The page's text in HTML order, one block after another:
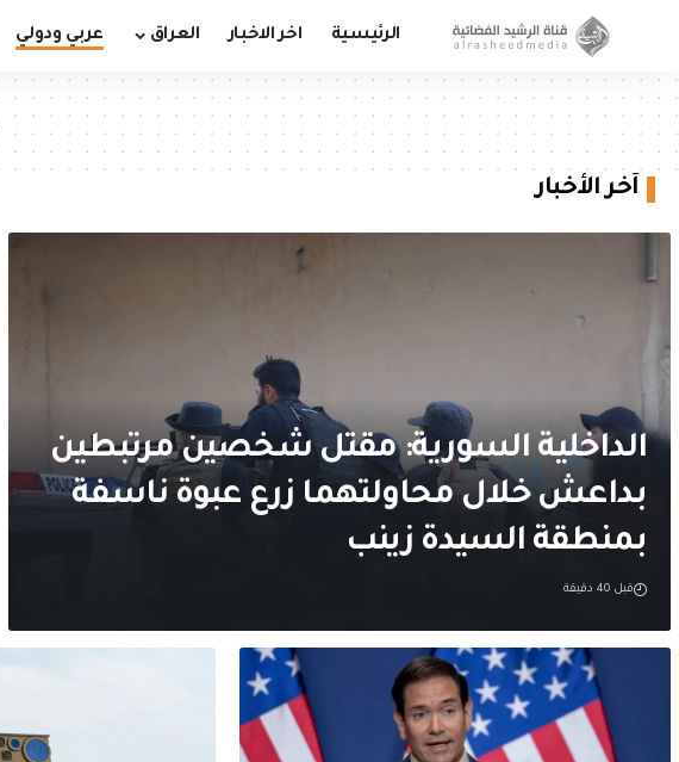
الرئيسية اخر الاخبار العراق عربي ودولي
آخر الأخبار
الداخلية السورية: مقتل شخصين مرتبطين
بداعش خلال محاولتهما زرع عبوة ناسفة
بمنطقة السيدة زينب
قبل 40 دقيقة